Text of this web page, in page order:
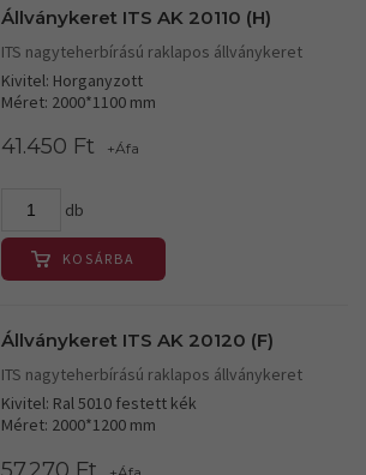
Állványkeret ITS AK 20110 (H)
ITS nagyteherbírású raklapos állványkeret
Kivitel: Horganyzott
Méret: 2000*1100 mm
41.450 Ft +Áfa
db
KOSÁRBA
Állványkeret ITS AK 20120 (F)
ITS nagyteherbírású raklapos állványkeret
Kivitel: Ral 5010 festett kék
Méret: 2000*1200 mm